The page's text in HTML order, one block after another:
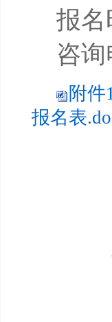
报名
咨
附件
报名表